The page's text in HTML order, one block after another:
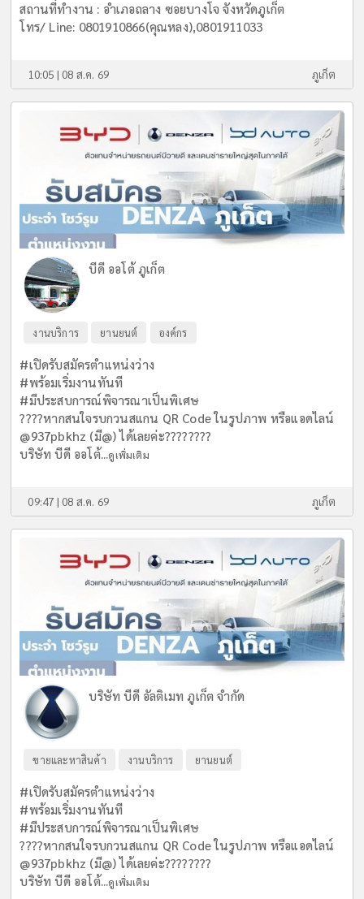
สถานที่ทำงาน : อำเภอถลาง ซอยบางโจ จังหวัดภูเก็ต
โทร/ Line: 0801910866(คุณหลง),0801911033
10:05 | 08 ส.ค. 69 ภูเก็ต
บีดี ออโต้ ภูเก็ต
งานบริการ ยานยนต์ องค์กร
#เปิดรับสมัครตำแหน่งว่าง
#พร้อมเริ่มงานทันที
#มีประสบการณ์พิจารณาเป็นพิเศษ
????หากสนใจรบกวนสแกน QR Code ในรูปภาพ หรือแอดไลน์
@937pbkhz (มี@) ได้เลยค่ะ????????
บริษัท บีดี ออโต้...ดูเพิ่มเติม
09:47 | 08 ส.ค. 69 ภูเก็ต
บริษัท บีดี อัลติเมท ภูเก็ต จำกัด
ขายและหาสินค้า งานบริการ ยานยนต์
#เปิดรับสมัครตำแหน่งว่าง
#พร้อมเริ่มงานทันที
#มีประสบการณ์พิจารณาเป็นพิเศษ
????หากสนใจรบกวนสแกน QR Code ในรูปภาพ หรือแอดไลน์
@937pbkhz (มี@) ได้เลยค่ะ????????
บริษัท บีดี ออโต้...ดูเพิ่มเติม